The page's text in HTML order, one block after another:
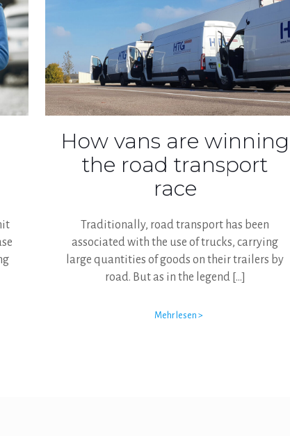
How vans are winning
the road transport
race
Traditionally, road transport has been
associated with the use of trucks, carrying
large quantities of goods on their trailers by
road. But as in the legend[…]
Mehr lesen >